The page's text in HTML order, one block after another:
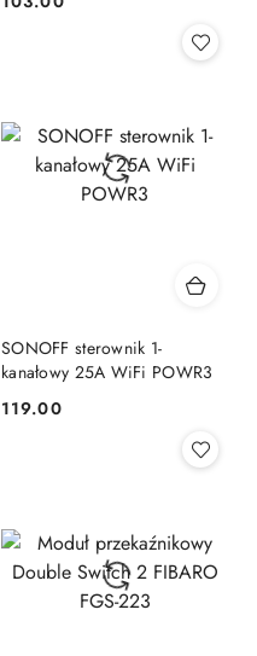
Cena:
SONOFF sterownik 1-
kanałowy 25A WiFi POWR3
Cena:
119.00